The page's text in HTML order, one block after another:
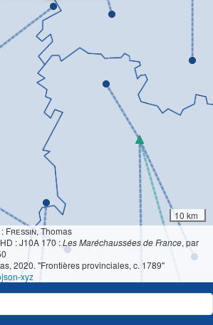
10 km
Fressin, Thomas
: J10A 170 :Les Maréchaussées de France, par
2020. "Frontières provinciales, c. 1789"
xyz